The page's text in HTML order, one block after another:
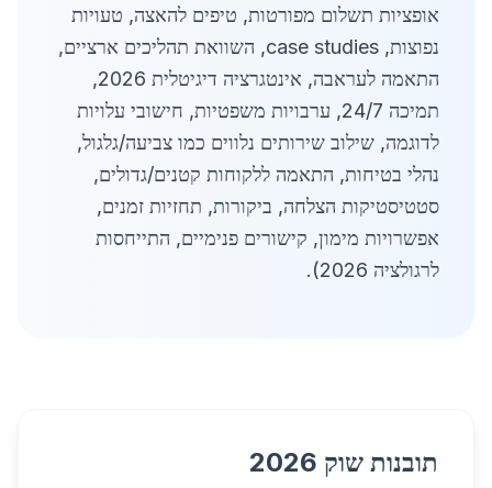
אופציות תשלום מפורטות, טיפים להאצה, טעויות
נפוצות, case studies, השוואת תהליכים ארציים,
התאמה לעראבה, אינטגרציה דיגיטלית 2026,
תמיכה 24/7, ערבויות משפטיות, חישובי עלויות
לדוגמה, שילוב שירותים נלווים כמו צביעה/גלגול,
נהלי בטיחות, התאמה ללקוחות קטנים/גדולים,
סטטיסטיקות הצלחה, ביקורות, תחזיות זמנים,
אפשרויות מימון, קישורים פנימיים, התייחסות
לרגולציה 2026).
תובנות שוק 2026